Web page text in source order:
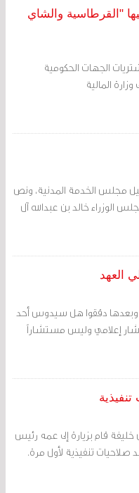
"القرطاسية والشاي
الجهات الحكومية
المالية
مجلس الخدمة المدنية، ونص
الوزراء خالد بن عبدالله آل
العهد
وبعدها دققوا هل سيدوس أحد
إعلامي وليس مستشاراً
خليفة قام بزيارة إلى عمه رئيس
صلاحيات تنفيذية لأول مرة.